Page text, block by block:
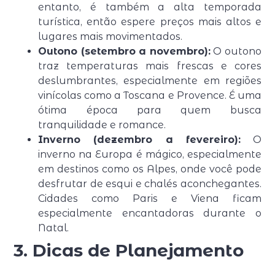
entanto, é também a alta temporada
turística, então espere preços mais altos e
lugares mais movimentados.
Outono (setembro a novembro):O outono
traz temperaturas mais frescas e cores
deslumbrantes, especialmente em regiões
vinícolas como a Toscana e Provence. É uma
ótima época para quem busca
tranquilidade e romance.
Inverno (dezembro a fevereiro):O
inverno na Europa é mágico, especialmente
em destinos como os Alpes, onde você pode
desfrutar de esqui e chalés aconchegantes.
Cidades como Paris e Viena ficam
especialmente encantadoras durante o
Natal.
3. Dicas de Planejamento